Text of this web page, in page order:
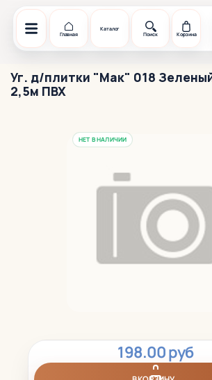
Главная
Каталог
Поиск
Корзина
Уг. д/плитки "Мак" 018
2,5м ПВХ
НЕТ В НАЛИЧИИ
198.00 руб